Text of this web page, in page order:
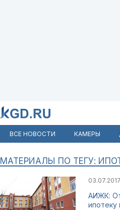
ВСЕ НОВОСТИ КАМЕРЫ
МАТЕРИАЛЫ ПО ТЕГУ:
АИЖК:
ипотеку